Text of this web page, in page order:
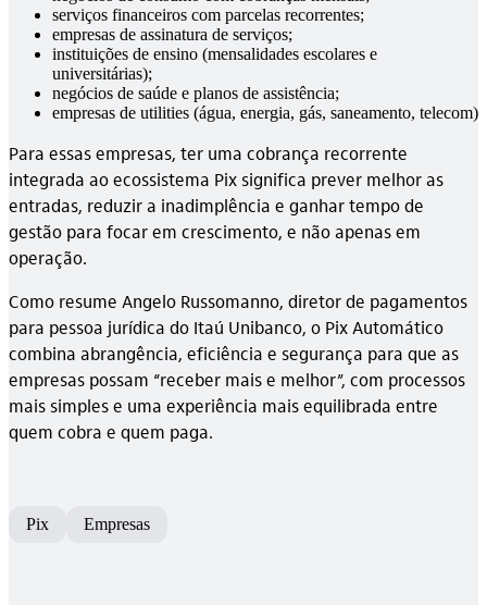
serviços financeiros com parcelas recorrentes;
empresas de assinatura de serviços;
instituições de ensino (mensalidades escolares e
universitárias);
negócios de saúde e planos de assistência;
empresas de utilities (água, energia, gás, saneamento, telecom)
Para essas empresas, ter uma cobrança recorrente
integrada ao ecossistema Pix significa prever melhor as
entradas, reduzir a inadimplência e ganhar tempo de
gestão para focar em crescimento, e não apenas em
operação.
Como resume Angelo Russomanno, diretor de pagamentos
para pessoa jurídica do Itaú Unibanco, o Pix Automático
combina abrangência, eficiência e segurança para que as
empresas possam “receber mais e melhor”, com processos
mais simples e uma experiência mais equilibrada entre
quem cobra e quem paga.
Pix Empresas